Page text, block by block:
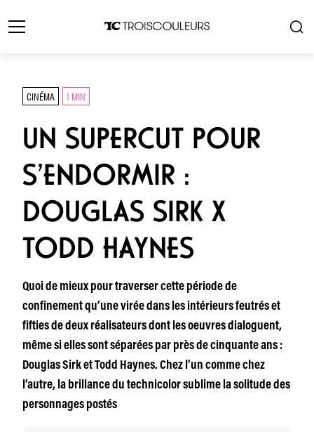
CINÉMA 1 MIN
UN SUPERCUT POUR
S’ENDORMIR :
DOUGLAS SIRK X
TODD HAYNES
Quoi de mieux pour traverser cette période de
confinement qu’une virée dans les intérieurs feutrés et
fifties de deux réalisateurs dont les oeuvres dialoguent,
même si elles sont séparées par près de cinquante ans :
Douglas Sirk et Todd Haynes. Chez l’un comme chez
l’autre, la brillance du technicolor sublime la solitude des
personnages postés